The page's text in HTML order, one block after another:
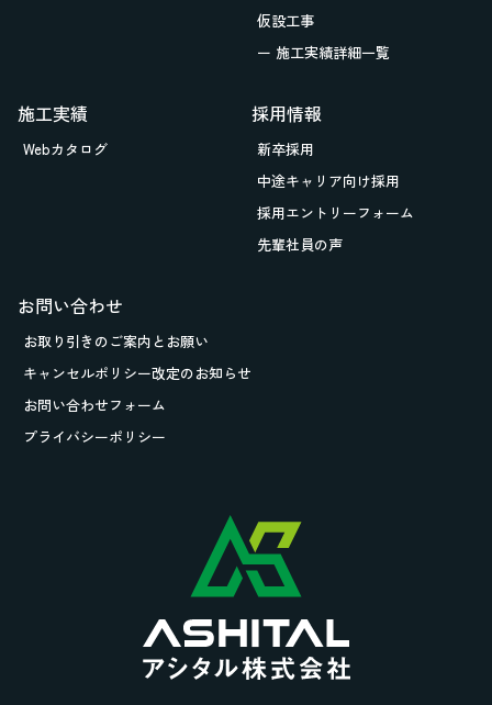
仮設工事
ー 施工実績詳細一覧
施工実績
Webカタログ
採用情報
新卒採用
中途キャリア向け採用
採用エントリーフォーム
先輩社員の声
お問い合わせ
お取り引きのご案内とお願い
キャンセルポリシー改定のお知らせ
お問い合わせフォーム
プライバシーポリシー